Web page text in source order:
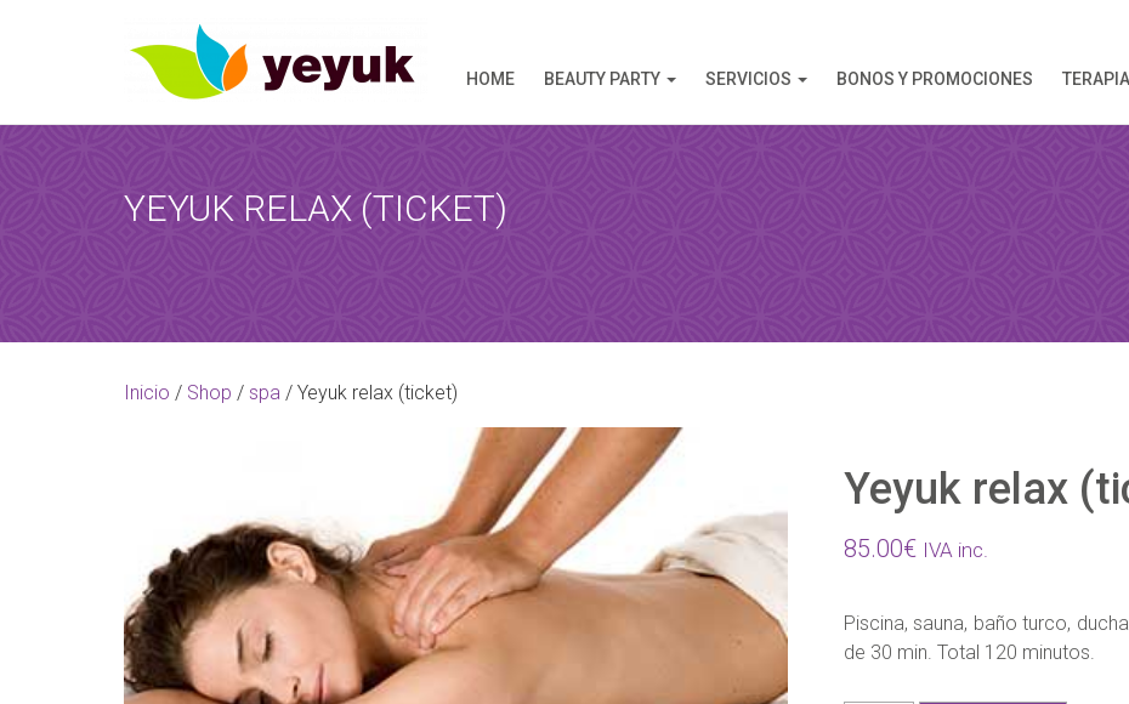
HOME BEAUTY PARTY SERVICIOS BONOS Y PROMOCIONES
YEYUK RELAX (TICKET)
Inicio / Shop / spa / Yeyuk relax (ticket)
Yeyuk relax
85.00€ IVA inc.
Piscina, sauna, baño turco,
de 30 min. Total 120 minutos.
[booked-calendar]